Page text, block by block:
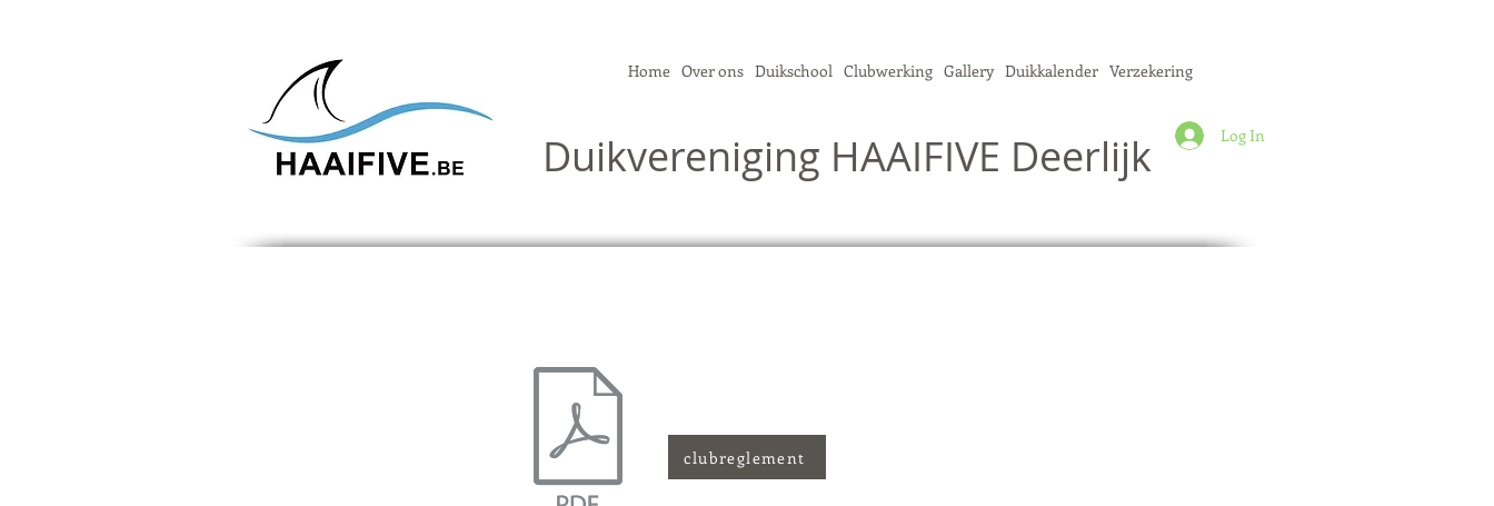
Home Over ons Duikschool Clubwerking Gallery Duikkalender Verzekering
Duikvereniging HAAIFIVE Deerlijk Log In
clubreglement